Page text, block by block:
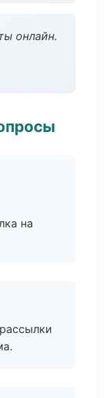
онлайн.
на